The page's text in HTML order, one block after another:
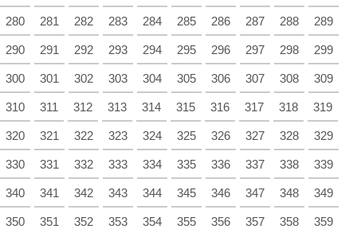
280 281 282 283 284 285 286 287 288 289
290 291 292 293 294 295 296 297 298 299
300 301 302 303 304 305 306 307 308 309
310 311 312 313 314 315 316 317 318 319
320 321 322 323 324 325 326 327 328 329
330 331 332 333 334 335 336 337 338 339
340 341 342 343 344 345 346 347 348 349
350 351 352 353 354 355 356 357 358 359